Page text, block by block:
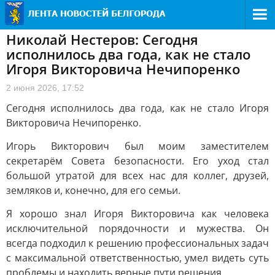
Николай Нестеров: Сегодня
исполнилось два года, как не стало
Игоря Викторовича Нечипоренко
2 июня 2026, 17:52
Сегодня исполнилось два года, как не стало Игоря
Викторовича Нечипоренко.
Игорь Викторович был моим заместителем
секретарём Совета безопасности. Его уход стал
большой утратой для всех нас для коллег, друзей,
земляков и, конечно, для его семьи.
Я хорошо знал Игоря Викторовича как человека
исключительной порядочности и мужества. Он
всегда подходил к решению профессиональных задач
с максимальной ответственностью, умел видеть суть